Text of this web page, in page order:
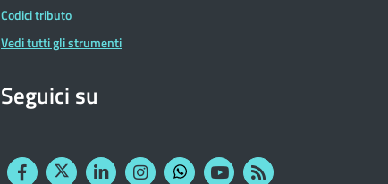
Codici tributo
Vedi tutti gli strumenti
Seguici su
FacebookTwitterLinkedinInstagram YouTubeRSS